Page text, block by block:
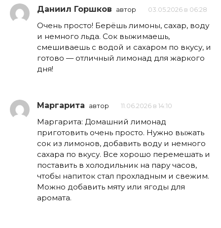
Даниил Горшков автор 03.05.2026 в 06:28
Очень просто! Берёшь лимоны, сахар, воду
и немного льда. Сок выжимаешь,
смешиваешь с водой и сахаром по вкусу, и
готово — отличный лимонад для жаркого
дня!
Маргарита автор 11.06.2026 в 14:10
Маргарита: Домашний лимонад
приготовить очень просто. Нужно выжать
сок из лимонов, добавить воду и немного
сахара по вкусу. Все хорошо перемешать и
поставить в холодильник на пару часов,
чтобы напиток стал прохладным и свежим.
Можно добавить мяту или ягоды для
аромата.